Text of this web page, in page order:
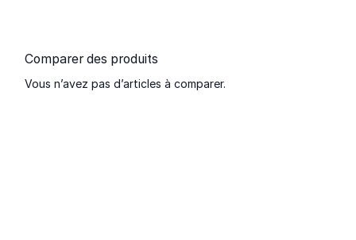
Comparer des produits
Vous n’avez pas d’articles à comparer.